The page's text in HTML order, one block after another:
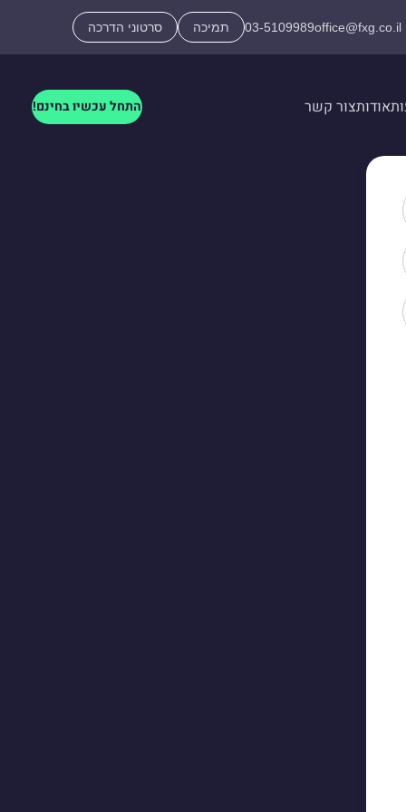
office@fxg.co.il
03-5109989 תמיכה סרטוני הדרכה
אודותצור קשר התחל עכשיו בחינם!